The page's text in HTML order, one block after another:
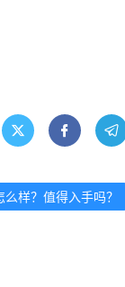
  
样？值得入手吗？